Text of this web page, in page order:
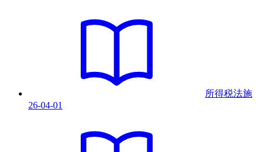
所得税法施
26-04-01